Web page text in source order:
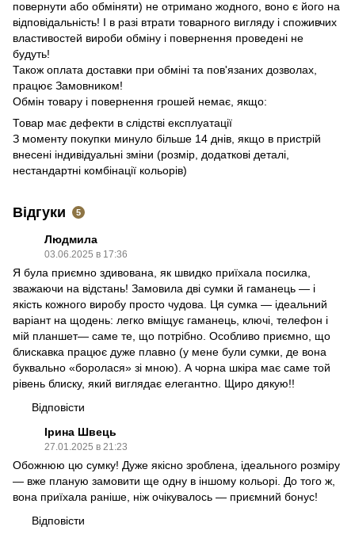
повернути або обміняти) не отримано жодного, воно є його на
відповідальність! І в разі втрати товарного вигляду і споживчих
властивостей вироби обміну і повернення проведені не
будуть!
Також оплата доставки при обміні та пов'язаних дозволах,
працює Замовником!
Обмін товару і повернення грошей немає, якщо:
Товар має дефекти в слідстві експлуатації
З моменту покупки минуло більше 14 днів, якщо в пристрій
внесені індивідуальні зміни (розмір, додаткові деталі,
нестандартні комбінації кольорів)
Відгуки 5
Людмила
03.06.2025 в 17:36
Я була приємно здивована, як швидко приїхала посилка,
зважаючи на відстань! Замовила дві сумки й гаманець — і
якість кожного виробу просто чудова. Ця сумка — ідеальний
варіант на щодень: легко вміщує гаманець, ключі, телефон і
мій планшет— саме те, що потрібно. Особливо приємно, що
блискавка працює дуже плавно (у мене були сумки, де вона
буквально «боролася» зі мною). А чорна шкіра має саме той
рівень блиску, який виглядає елегантно. Щиро дякую!!
Відповісти
Ірина Швець
27.01.2025 в 21:23
Обожнюю цю сумку! Дуже якісно зроблена, ідеального розміру
— вже планую замовити ще одну в іншому кольорі. До того ж,
вона приїхала раніше, ніж очікувалось — приємний бонус!
Відповісти